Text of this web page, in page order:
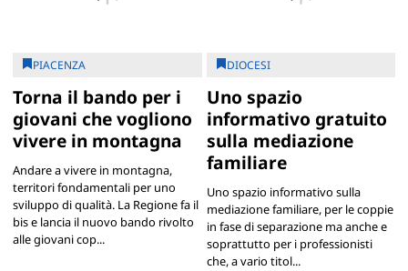
PIACENZA
Torna il bando per i
giovani che vogliono
vivere in montagna
Andare a vivere in montagna,
territori fondamentali per uno
sviluppo di qualità. La Regione fa il
bis e lancia il nuovo bando rivolto
alle giovani cop...
DIOCESI
Uno spazio
informativo gratuito
sulla mediazione
familiare
Uno spazio informativo sulla
mediazione familiare, per le coppie
in fase di separazione ma anche e
soprattutto per i professionisti
che, a vario titol...